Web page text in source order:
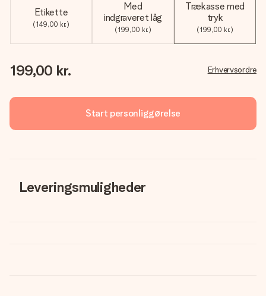
Etikette
(149,00 kr.)
Med
indgraveret låg
(199,00 kr.)
Trækasse med
tryk
(199,00 kr.)
199,00 kr. Erhvervsordre
Start personliggørelse
Leveringsmuligheder